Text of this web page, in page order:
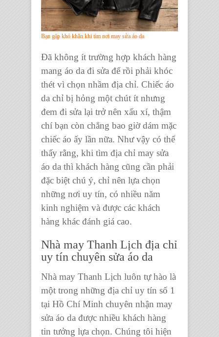
Bạn gặp khó khăn khi tìm nơi may sửa áo da
Đã không ít trường hợp khách hàng
mang áo da đi sửa để rồi phải khóc
thét vì chọn nhầm địa chỉ. Chiếc áo
da chỉ bị hỏng một chút ít nhưng
đem đi sửa lại trở nên xấu xí, thậm
chí bạn còn chẳng bao giờ dám mặc
chiếc áo ấy lần nữa. Như vậy có thể
thấy rằng, khi tìm địa chỉ may sửa
áo da thì khách hàng cũng cần phải
đặc biệt chú ý, chỉ nên lựa chọn
những nơi uy tín, có nhiều năm
kinh nghiệm và được các khách
hàng khác đánh giá cao.
Nhà may Thanh Lịch địa chỉ
uy tín chuyên sửa áo da
Nhà may Thanh Lịch luôn tự hào là
một trong những địa chỉ uy tín số 1
tại Hồ Chí Minh chuyên nhận may
sửa áo da được nhiều khách hàng
tin tưởng lựa chọn. Chúng tôi hiện